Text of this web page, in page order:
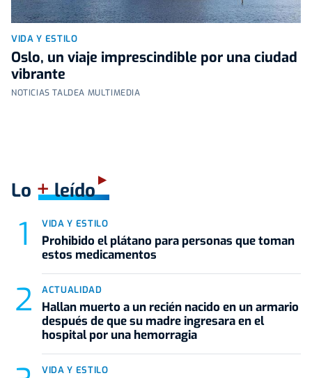
VIDA Y ESTILO
Oslo, un viaje imprescindible por una ciudad
vibrante
NOTICIAS TALDEA MULTIMEDIA
Lo +leído
VIDA Y ESTILO
Prohibido el plátano para personas que toman
estos medicamentos
ACTUALIDAD
Hallan muerto a un recién nacido en un armario
después de que su madre ingresara en el
hospital por una hemorragia
VIDA Y ESTILO